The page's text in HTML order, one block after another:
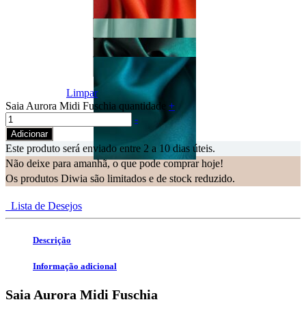
Limpar
Saia Aurora Midi Fuschia quantidade +
-
Adicionar
Este produto será enviado entre 2 a 10 dias úteis.
Não deixe para amanhã, o que pode comprar hoje!
Os produtos Diwia são limitados e de stock reduzido.
Lista de Desejos
Descrição
Informação adicional
Saia Aurora Midi Fuschia